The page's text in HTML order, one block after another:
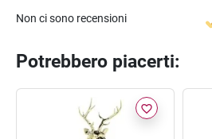
Non ci sono recensioni
Potrebbero piacerti:
favorite_border